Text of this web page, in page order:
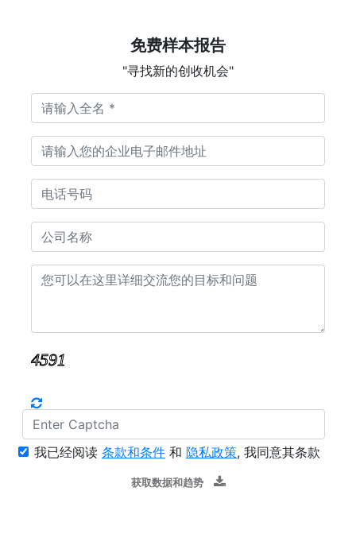
免费样本报告
"寻找新的创收机会"
我已经阅读 条款和条件 和 隐私政策, 我同意其条款
获取数据和趋势